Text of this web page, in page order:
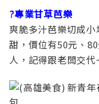
?專業甘草芭樂
爽脆多汁芭樂切成
甜，價位有50元、
人，記得跟老闆交代